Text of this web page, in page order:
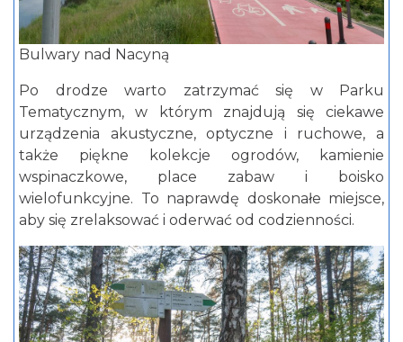
Bulwary nad Nacyną
Po drodze warto zatrzymać się w Parku
Tematycznym, w którym znajdują się ciekawe
urządzenia akustyczne, optyczne i ruchowe, a
także piękne kolekcje ogrodów, kamienie
wspinaczkowe, place zabaw i boisko
wielofunkcyjne. To naprawdę doskonałe miejsce,
aby się zrelaksować i oderwać od codzienności.